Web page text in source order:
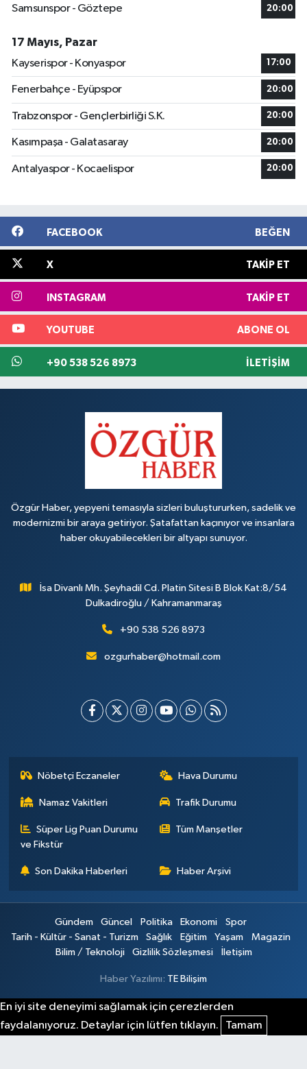
Samsunspor - Göztepe 20:00
17 Mayıs, Pazar
Kayserispor - Konyaspor
17:00
Fenerbahçe - Eyüpspor 20:00
Trabzonspor - Gençlerbirliği S.K. 20:00
Kasımpaşa - Galatasaray 20:00
Antalyaspor - Kocaelispor 20:00
FACEBOOK BEĞEN
X TAKIP ET
INSTAGRAM TAKIP ET
YOUTUBE ABONE OL
+90 538 526 8973 İLETIŞIM
Özgür Haber, yepyeni temasıyla sizleri buluştururken, sadelik ve
modernizmi bir araya getiriyor. Şatafattan kaçınıyor ve insanlara
haber okuyabilecekleri bir altyapı sunuyor.
İsa Divanlı Mh. Şeyhadil Cd. Platin Sitesi B Blok Kat:8/54
Dulkadiroğlu / Kahramanmaraş
+90 538 526 8973
ozgurhaber@hotmail.com
Nöbetçi Eczaneler Hava Durumu
Namaz Vakitleri Trafik Durumu
Süper Lig Puan Durumu
ve Fikstür
Tüm Manşetler
Son Dakika Haberleri Haber Arşivi
Gündem Güncel Politika Ekonomi
Spor
Tarih - Kültür - Sanat - Turizm
Sağlık Eğitim Yaşam
Magazin
Bilim / Teknoloji
Gizlilik Sözleşmesi İletişim
Haber Yazılımı: TE Bilişim
En iyi site deneyimi sağlamak için çerezlerden
faydalanıyoruz. Detaylar için lütfen tıklayın.
Tamam